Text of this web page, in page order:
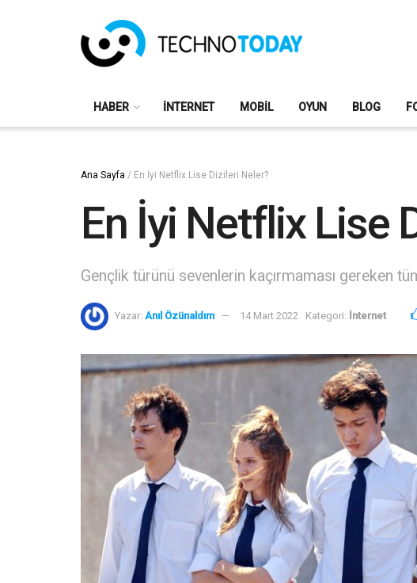
HABER İNTERNET MOBIL OYUN BLOG
Ana Sayfa / En İyi Netflix Lise Dizileri Neler?
En İyi Netflix Lise
Gençlik türünü sevenlerin kaçırmaması gereken
Yazar: Anıl Özünaldım 14 Mart 2022 Kategori: İnternet